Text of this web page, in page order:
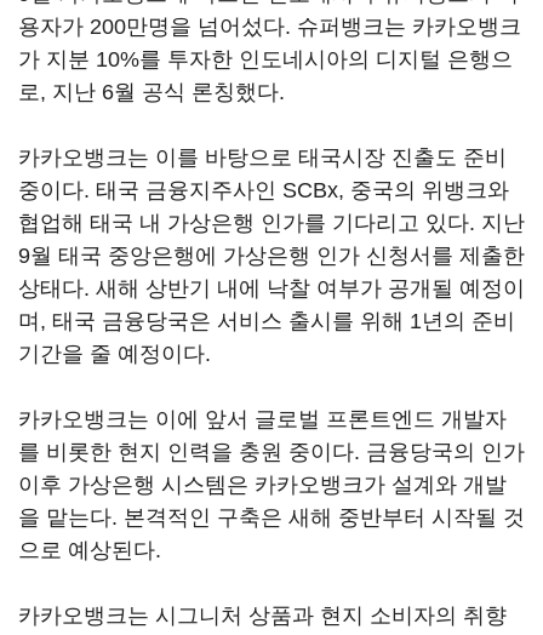
용자가 200만명을 넘어섰다. 슈퍼뱅크는 카카오뱅크
가 지분 10%를 투자한 인도네시아의 디지털 은행으
로, 지난 6월 공식 론칭했다.
카카오뱅크는 이를 바탕으로 태국시장 진출도 준비
중이다. 태국 금융지주사인 SCBx, 중국의 위뱅크와
협업해 태국 내 가상은행 인가를 기다리고 있다. 지난
9월 태국 중앙은행에 가상은행 인가 신청서를 제출한
상태다. 새해 상반기 내에 낙찰 여부가 공개될 예정이
며, 태국 금융당국은 서비스 출시를 위해 1년의 준비
기간을 줄 예정이다.
카카오뱅크는 이에 앞서 글로벌 프론트엔드 개발자
를 비롯한 현지 인력을 충원 중이다. 금융당국의 인가
이후 가상은행 시스템은 카카오뱅크가 설계와 개발
을 맡는다. 본격적인 구축은 새해 중반부터 시작될 것
으로 예상된다.
카카오뱅크는 시그니처 상품과 현지 소비자의 취향